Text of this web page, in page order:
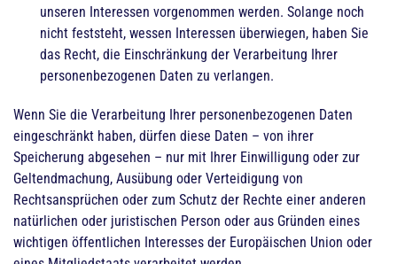
unseren Interessen vorgenommen werden. Solange noch
nicht feststeht, wessen Interessen überwiegen, haben Sie
das Recht, die Einschränkung der Verarbeitung Ihrer
personenbezogenen Daten zu verlangen.
Wenn Sie die Verarbeitung Ihrer personenbezogenen Daten
eingeschränkt haben, dürfen diese Daten – von ihrer
Speicherung abgesehen – nur mit Ihrer Einwilligung oder zur
Geltendmachung, Ausübung oder Verteidigung von
Rechtsansprüchen oder zum Schutz der Rechte einer anderen
natürlichen oder juristischen Person oder aus Gründen eines
wichtigen öffentlichen Interesses der Europäischen Union oder